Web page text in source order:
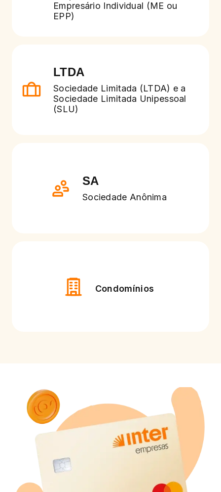
Empresário Individual (ME ou
EPP)
LTDA
Sociedade Limitada (LTDA) e a
Sociedade Limitada Unipessoal
(SLU)
SA
Sociedade Anônima
Condomínios